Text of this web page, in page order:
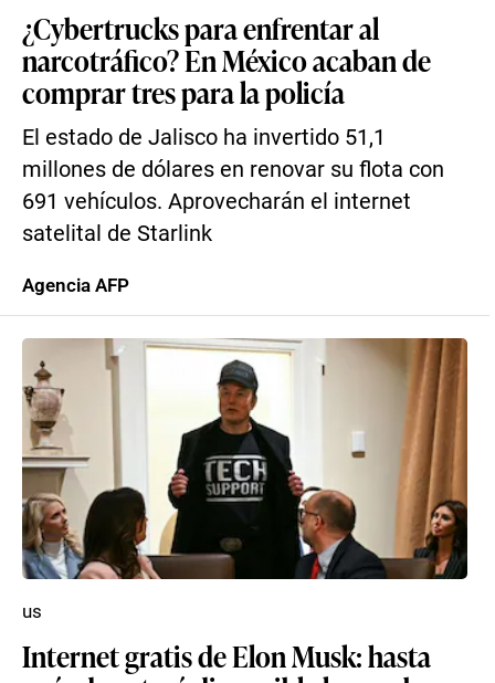
¿Cybertrucks para enfrentar al
narcotráfico? En México acaban de
comprar tres para la policía
El estado de Jalisco ha invertido 51,1
millones de dólares en renovar su flota con
691 vehículos. Aprovecharán el internet
satelital de Starlink
Agencia AFP
Internet gratis de Elon Musk: hasta
us